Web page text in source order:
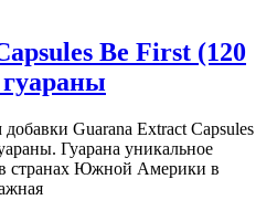
Be First (120
гуараны
Guarana Extract Capsules
Гуарана уникальное
странах Южной Америки в